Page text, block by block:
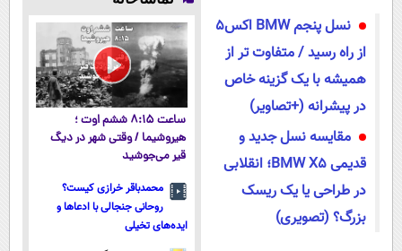
در ایران رونمایی
شد
نسل پنجم BMW اکس5
از راه رسید / متفاوت تر از
همیشه با یک گزینه خاص
در پیشرانه (+تصاویر)
مقایسه نسل جدید و
قدیمی BMW X5؛ انقلابی
در طراحی یا یک ریسک
بزرگ؟ (تصویری)
ساعت ۸:۱۵ ششم اوت ؛
هیروشیما / وقتی شهر در دیگ
قیر می‌جوشید
محمدباقر خرازی کیست؟
روحانی جنجالی با ادعاها و
ایده‌های تخیلی